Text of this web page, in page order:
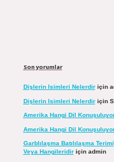
Son yorumlar
Dişlerin Isimleri Nelerdiriçin
Dişlerin Isimleri Nelerdiriçin
Amerika Hangi Dil
Amerika Hangi Dil
Garblılaşma Batılılaşma
Veya Hangileridiriçin admin